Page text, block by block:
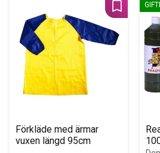
Förkläde med ärmar
vuxen längd 95cm
Lägg till i